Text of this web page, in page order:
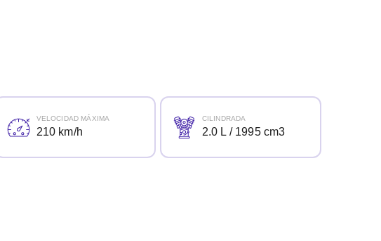
VELOCIDAD MÁXIMA
210 km/h
CILINDRADA
2.0 L / 1995 cm3